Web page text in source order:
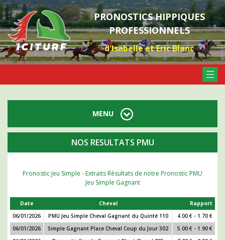
PRONOSTICS HIPPIQUES
PROFESSIONNELS
d'Isabelle et Eric Blanc
NOS RESULTATS PMU
Pronostic Jeu Simple - Extraits Résultats de notre Pronostic PMU
Jeu Simple Gagnant
Date Cheval
Rapport
06/01/2026
PMU Jeu Simple Cheval Gagnant du Quinté 110
4.00 € - 1.70 €
06/01/2026
Simple Gagnant Place Cheval Coup du Jour 302
5.00 € - 1.90 €
MENU